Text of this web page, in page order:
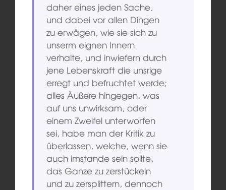
daher eines jeden Sache,
und dabei vor allen Dingen
zu erwägen, wie sie sich zu
unserm eignen Innern
verhalte, und inwiefern durch
jene Lebenskraft die unsrige
erregt und befruchtet werde;
alles Äußere hingegen, was
auf uns unwirksam, oder
einem Zweifel unterworfen
sei, habe man der Kritik zu
überlassen, welche, wenn sie
auch imstande sein sollte,
das Ganze zu zerstückeln
und zu zersplittern, dennoch